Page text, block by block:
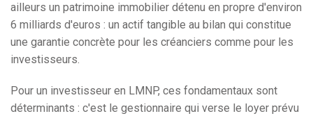
ailleurs un patrimoine immobilier détenu en propre d'environ
6 milliards d'euros : un actif tangible au bilan qui constitue
une garantie concrète pour les créanciers comme pour les
investisseurs.
Pour un investisseur en LMNP, ces fondamentaux sont
déterminants : c'est le gestionnaire qui verse le loyer prévu